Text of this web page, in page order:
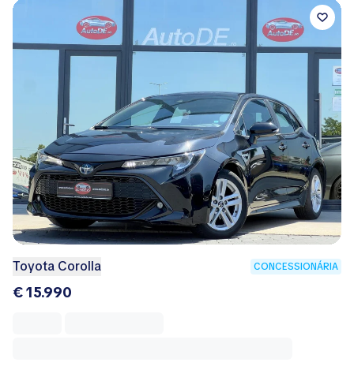
Toyota Corolla CONCESSIONÁRIA
€ 15.990